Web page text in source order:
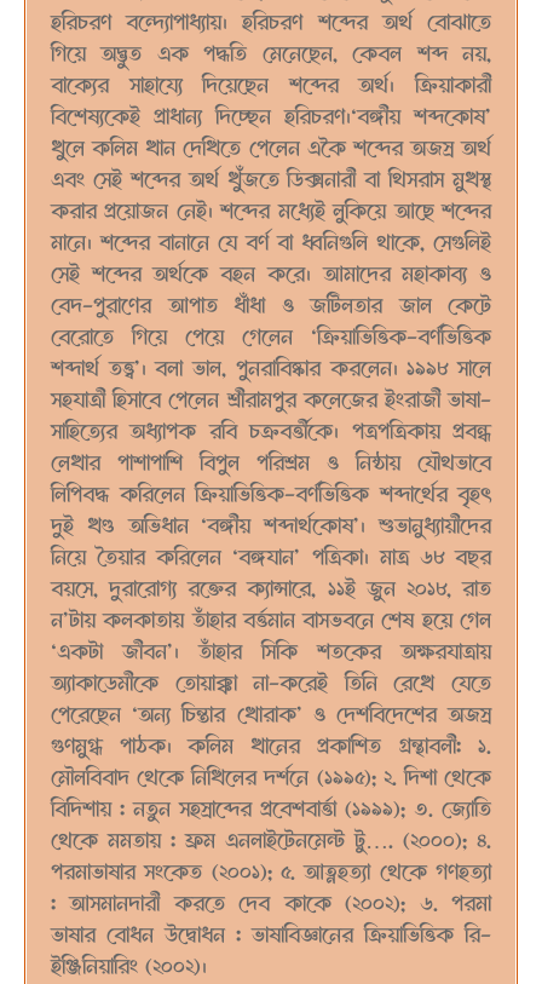
হরিচরণ বন্দ্যোপাধ্যায়। হরিচরণ শব্দের অর্থ বোঝাতে
গিয়ে অদ্ভুত এক পদ্ধতি মেনেছেন, কেবল শব্দ নয়,
বাক্যের সাহায্যে দিয়েছেন শব্দের অর্থ। ক্রিয়াকারী
বিশেষ্যকেই প্রাধান্য দিচ্ছেন হরিচরণ।‘বঙ্গীয় শব্দকোষ’
খুলে কলিম খান দেখিতে পেলেন একৈ শব্দের অজস্র অর্থ
এবং সেই শব্দের অর্থ খুঁজতে ডিক্সনারী বা থিসরাস মুখস্থ
করার প্রয়োজন নেই। শব্দের মধ্যেই লুকিয়ে আছে শব্দের
মানে। শব্দের বানানে যে বর্ণ বা ধ্বনিগুলি থাকে, সেগুলিই
সেই শব্দের অর্থকে বহন করে। আমাদের মহাকাব্য ও
বেদ-পুরাণের আপাত ধাঁধা ও জটিলতার জাল কেটে
বেরোতে গিয়ে পেয়ে গেলেন ‘ক্রিয়াভিত্তিক-বর্ণভিত্তিক
শব্দার্থ তত্ত্ব’। বলা ভাল, পুনরাবিষ্কার করলেন। ১৯৯৮ সালে
সহযাত্রী হিসাবে পেলেন শ্রীরামপুর কলেজের ইংরাজী ভাষা-
সাহিত্যের অধ্যাপক রবি চক্রবর্ত্তীকে। পত্রপত্রিকায় প্রবন্ধ
লেখার পাশাপাশি বিপুল পরিশ্রম ও নিষ্ঠায় যৌথভাবে
লিপিবদ্ধ করিলেন ক্রিয়াভিত্তিক-বর্ণভিত্তিক শব্দার্থের বৃহৎ
দুই খণ্ড অভিধান ‘বঙ্গীয় শব্দার্থকোষ’। শুভানুধ্যায়ীদের
নিয়ে তৈয়ার করিলেন ‘বঙ্গযান’ পত্রিকা। মাত্র ৬৮ বছর
বয়সে, দুরারোগ্য রক্তের ক্যান্সারে, ১১ই জুন ২০১৮, রাত
ন’টায় কলকাতায় তাঁহার বর্ত্তমান বাসভবনে শেষ হয়ে গেল
‘একটা জীবন’। তাঁহার সিকি শতকের অক্ষরযাত্রায়
অ্যাকাডেমীকে তোয়াক্কা না-করেই তিনি রেখে যেতে
পেরেছেন ‘অন্য চিন্তার খোরাক’ ও দেশবিদেশের অজস্র
গুণমুগ্ধ পাঠক। কলিম খানের প্রকাশিত গ্রন্থাবলী: ১.
মৌলবিবাদ থেকে নিখিলের দর্শনে (১৯৯৫); ২. দিশা থেকে
বিদিশায় : নতুন সহস্রাব্দের প্রবেশবার্ত্তা (১৯৯৯); ৩. জ্যোতি
থেকে মমতায় : ফ্রম এনলাইটেনমেন্ট টু…. (২০০০); ৪.
পরমাভাষার সংকেত (২০০১); ৫. আত্নহত্যা থেকে গণহত্যা
: আসমানদারী করতে দেব কাকে (২০০২); ৬. পরমা
ভাষার বোধন উদ্বোধন : ভাষাবিজ্ঞানের ক্রিয়াভিত্তিক রি-
ইঞ্জিনিয়ারিং (২০০২)।